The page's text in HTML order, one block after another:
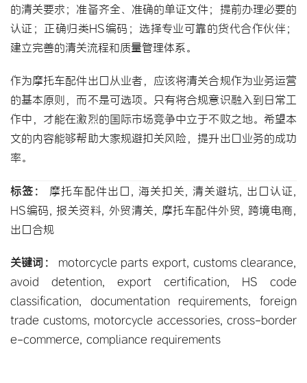
的清关要求；准备齐全、准确的单证文件；提前办理必要的
认证；正确归类HS编码；选择专业可靠的货代合作伙伴；
建立完善的清关流程和质量管理体系。
作为摩托车配件出口从业者，应该将清关合规作为业务运营
的基本原则，而不是可选项。只有将合规意识融入到日常工
作中，才能在激烈的国际市场竞争中立于不败之地。希望本
文的内容能够帮助大家规避扣关风险，提升出口业务的成功
率。
标签：
摩托车配件出口, 海关扣关, 清关避坑, 出口认证,
HS编码, 报关资料, 外贸清关, 摩托车配件外贸, 跨境电商,
出口合规
关键词：
avoid detention, export certification, HS code
classification
documentation requirements
foreign
trade customs, motorcycle accessories, cross-border
e-commerce, compliance requirements